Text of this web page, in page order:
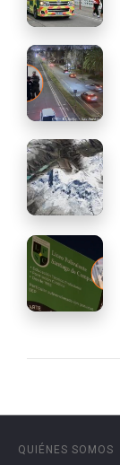
QUIÉNES SOMOS